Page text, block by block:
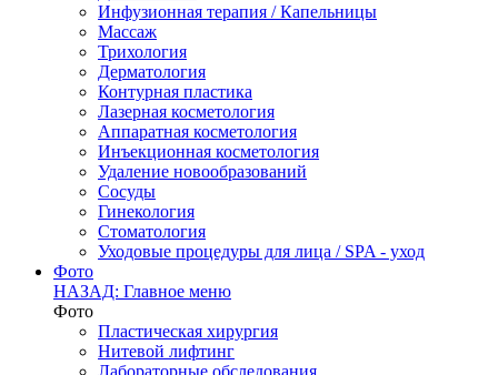
Инфузионная терапия / Капельницы
Массаж
Трихология
Дерматология
Контурная пластика
Лазерная косметология
Аппаратная косметология
Инъекционная косметология
Удаление новообразований
Сосуды
Гинекология
Стоматология
Уходовые процедуры для лица / SPA - уход
Фото
НАЗАД: Главное меню
Фото
Пластическая хирургия
Нитевой лифтинг
Лабораторные обследования